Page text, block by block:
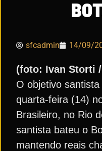
sfcadmin 14/09/
(foto: Ivan Storti
O objetivo
quarta-feira (14)
Brasileiro, no Rio
santista bateu o
mantendo reais